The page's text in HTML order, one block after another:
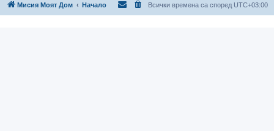
Мисия Моят Дом Начало Всички времена са според UTC+03:00